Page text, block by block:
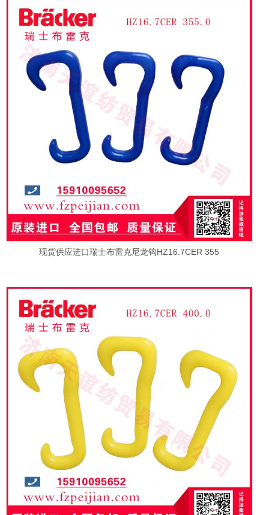
现货供应进口瑞士布雷克尼龙钩HZ16.7CER 355